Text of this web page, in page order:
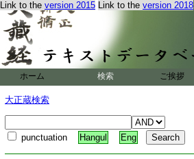
Link to the version 2015 Link to the version 2018
ホーム 検索 ご挨拶
大正蔵検索
punctuation Hangul Eng